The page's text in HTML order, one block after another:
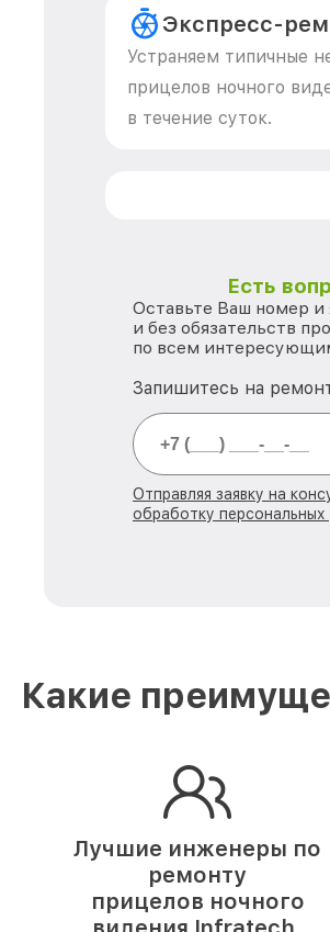
Экспресс-
Устраняем типичные
прицелов ночного
в течение суток.
Есть
Оставьте Ваш номер и
и без обязательств
по всем
Запишитесь на
Отправляя заявку на
обработку
Какие
Лучшие инженеры по
ремонту
прицелов ночного